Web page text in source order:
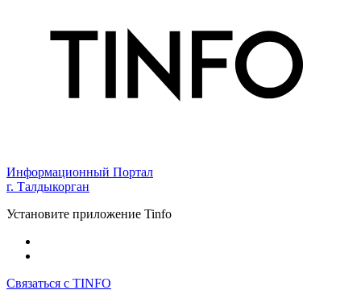
Информационный Портал
г. Талдыкорган
Установите приложение Tinfo
Связаться с TINFO